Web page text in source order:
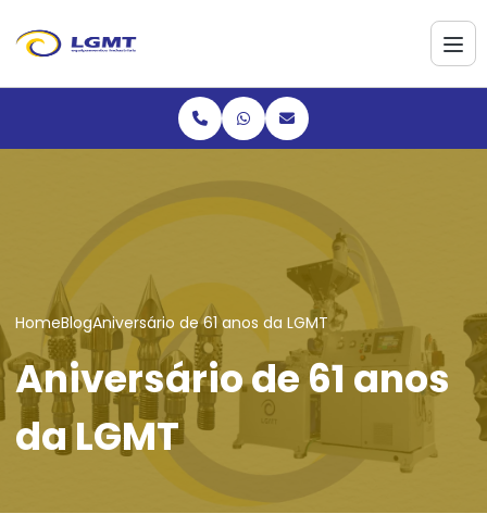
HomeBlogAniversário de 61 anos da LGMT
Aniversário de 61 anos
da LGMT